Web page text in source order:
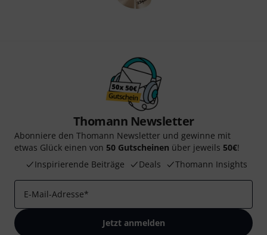
Thomann Newsletter
Abonniere den Thomann Newsletter und gewinne mit
etwas Glück einen von 50 Gutscheinen über jeweils 50€!
Inspirierende Beiträge
Deals Thomann Insights
E-Mail-Adresse*
Jetzt anmelden